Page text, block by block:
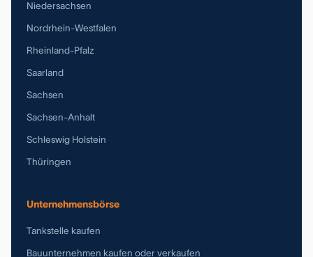
Niedersachsen
Nordrhein-Westfalen
Rheinland-Pfalz
Saarland
Sachsen
Sachsen-Anhalt
Schleswig Holstein
Thüringen
Unternehmensbörse
Tankstelle kaufen
Bauunternehmen kaufen oder verkaufen